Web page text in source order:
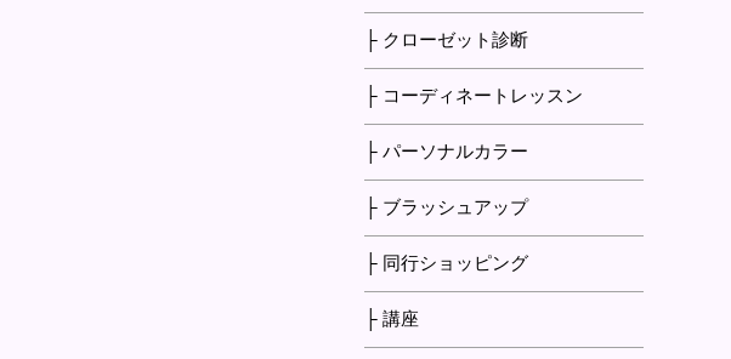
├ クローゼット診断
├ コーディネートレッスン
├ パーソナルカラー
├ ブラッシュアップ
├ 同行ショッピング
├ 講座